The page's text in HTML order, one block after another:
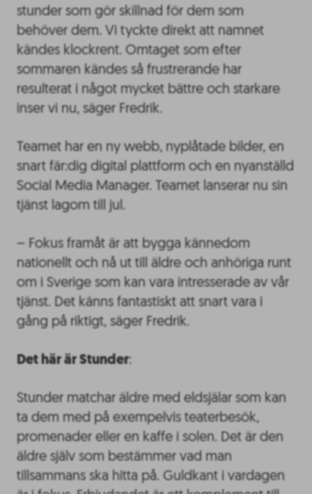
stunder som gör skillnad för dem som
behöver dem. Vi tyckte direkt att namnet
kändes klockrent. Omtaget som efter
sommaren kändes så frustrerande har
resulterat i något mycket bättre och starkare
inser vi nu, säger Fredrik.
Teamet har en ny webb, nyplåtade bilder, en
snart fär:dig digital plattform och en nyanställd
Social Media Manager. Teamet lanserar nu sin
tjänst lagom till jul.
– Fokus framåt är att bygga kännedom
nationellt och nå ut till äldre och anhöriga runt
om i Sverige som kan vara intresserade av vår
tjänst. Det känns fantastiskt att snart vara i
gång på riktigt, säger Fredrik.
Det här är Stunder:
Stunder matchar äldre med eldsjälar som kan
ta dem med på exempelvis teaterbesök,
promenader eller en kaffe i solen. Det är den
äldre själv som bestämmer vad man
tillsammans ska hitta på. Guldkant i vardagen